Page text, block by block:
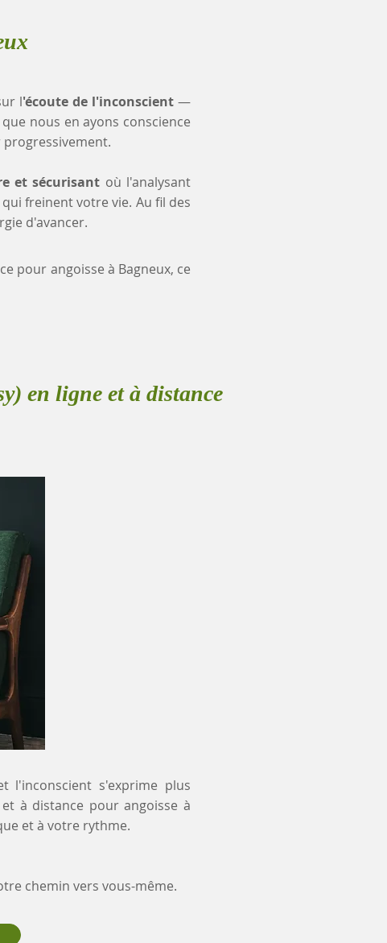
l'écoute de l'inconscient—
nous en ayons conscience
et sécurisant où l'analysant
freinent votre vie. Au fil des
d'avancer.
pour angoisse à Bagneux, ce
en ligne et à distance
l'inconscient s'exprime plus
à distance pour angoisse à
et à votre rythme.
chemin vers vous-même.